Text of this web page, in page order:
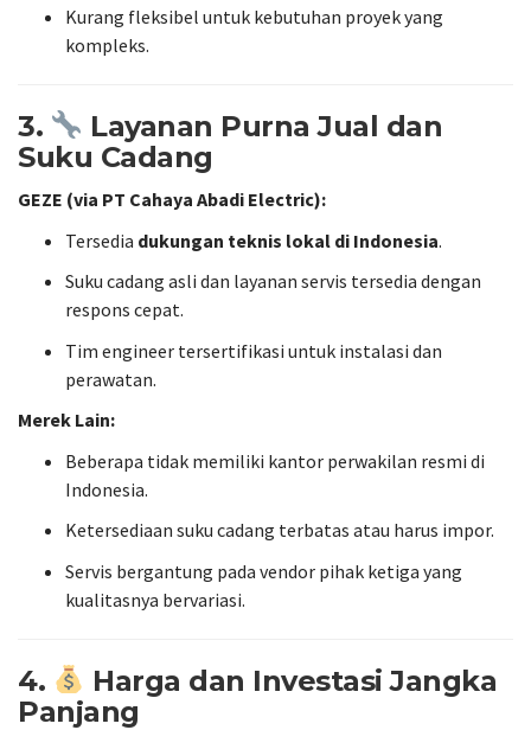
Kurang fleksibel untuk kebutuhan proyek yang
kompleks.
3.
Layanan Purna Jual dan
Suku Cadang
GEZE (via PT Cahaya Abadi Electric):
Tersedia dukungan teknis lokal di Indonesia.
Suku cadang asli dan layanan servis tersedia dengan
respons cepat.
Tim engineer tersertifikasi untuk instalasi dan
perawatan.
Merek Lain:
Beberapa tidak memiliki kantor perwakilan resmi di
Indonesia.
Ketersediaan suku cadang terbatas atau harus impor.
Servis bergantung pada vendor pihak ketiga yang
kualitasnya bervariasi.
4.
Harga dan Investasi Jangka
Panjang